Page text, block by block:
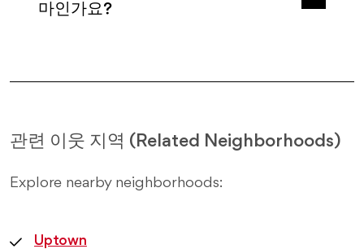
마인가요?
관련 이웃 지역 (Related Neighborhoods)
Explore nearby neighborhoods:
Uptown